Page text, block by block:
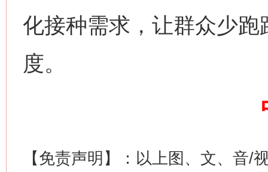
化接种需求，让群众少
度。
【免责声明】：以上图、文、音/
这是一记警钟！ 谢